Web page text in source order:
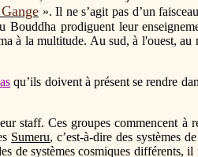
». Il ne s’agit pas d’un
Bouddha prodiguent leur
à la multitude. Au sud, à l'ouest,
qu’ils doivent à présent se rendre
staff. Ces groupes commencent
Sumeru, c’est-à-dire des systèmes
de systèmes cosmiques différents,